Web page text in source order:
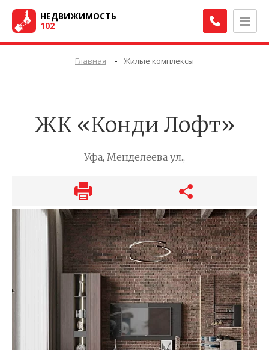
НЕДВИЖИМОСТЬ
102
Главная - Жилые комплексы
ЖК «Конди Лофт»
Уфа, Менделеева ул.,